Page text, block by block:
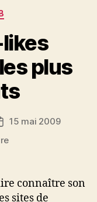
plus
15 mai 2009
sur
likes
connaître son
sites de